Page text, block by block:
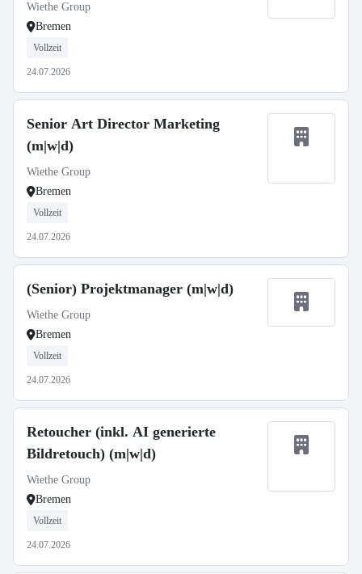
Wiethe Group
Bremen
Vollzeit
24.07.2026
Senior Art Director Marketing
(m|w|d)
Wiethe Group
Bremen
Vollzeit
24.07.2026
(Senior) Projektmanager (m|w|d)
Wiethe Group
Bremen
Vollzeit
24.07.2026
Retoucher (inkl. AI generierte
Bildretouch) (m|w|d)
Wiethe Group
Bremen
Vollzeit
24.07.2026